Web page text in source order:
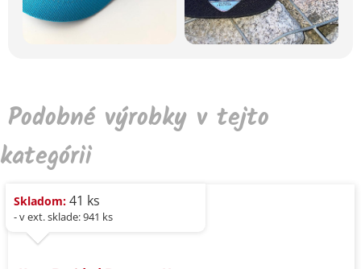
Podobné výrobky v tejto
kategórii
Skladom: 41 ks
- v ext. sklade: 941 ks